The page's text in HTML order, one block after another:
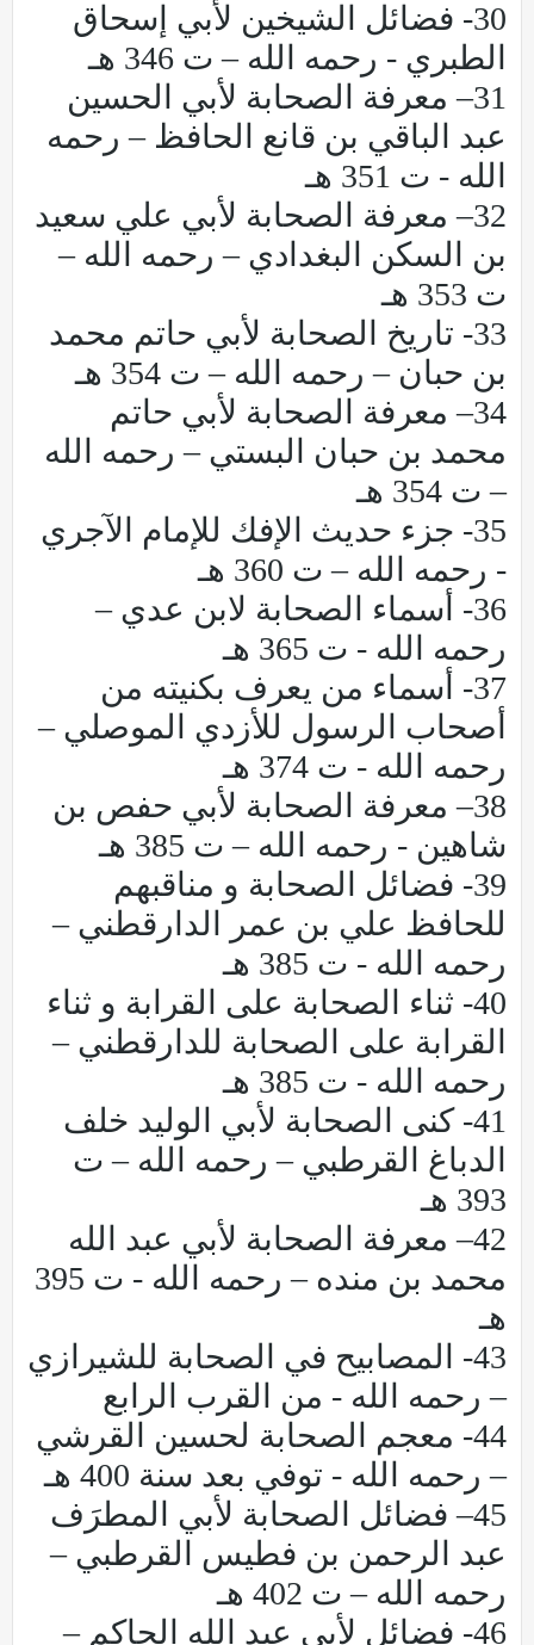
30- فضائل الشيخين لأبي إسحاق
الطبري - رحمه الله – ت 346 هـ
31– معرفة الصحابة لأبي الحسين
عبد الباقي بن قانع الحافظ – رحمه
الله - ت 351 هـ
32– معرفة الصحابة لأبي علي سعيد
بن السكن البغدادي – رحمه الله –
ت 353 هـ
33- تاريخ الصحابة لأبي حاتم محمد
بن حبان – رحمه الله – ت 354 هـ
34– معرفة الصحابة لأبي حاتم
محمد بن حبان البستي – رحمه الله
– ت 354 هـ
35- جزء حديث الإفك للإمام الآجري
- رحمه الله – ت 360 هـ
36- أسماء الصحابة لابن عدي –
رحمه الله - ت 365 هـ
37- أسماء من يعرف بكنيته من
أصحاب الرسول للأزدي الموصلي –
رحمه الله - ت 374 هـ
38– معرفة الصحابة لأبي حفص بن
شاهين - رحمه الله – ت 385 هـ
39- فضائل الصحابة و مناقبهم
للحافظ علي بن عمر الدارقطني –
رحمه الله - ت 385 هـ
40- ثناء الصحابة على القرابة و ثناء
القرابة على الصحابة للدارقطني –
رحمه الله - ت 385 هـ
41- كنى الصحابة لأبي الوليد خلف
الدباغ القرطبي – رحمه الله – ت
393 هـ
42– معرفة الصحابة لأبي عبد الله
محمد بن منده – رحمه الله - ت 395
هـ
43- المصابيح في الصحابة للشيرازي
– رحمه الله - من القرب الرابع
44- معجم الصحابة لحسين القرشي
– رحمه الله - توفي بعد سنة 400 هـ
45– فضائل الصحابة لأبي المطرَف
عبد الرحمن بن فطيس القرطبي –
رحمه الله – ت 402 هـ
46- فضائل لأبي عبد الله الحاكم –